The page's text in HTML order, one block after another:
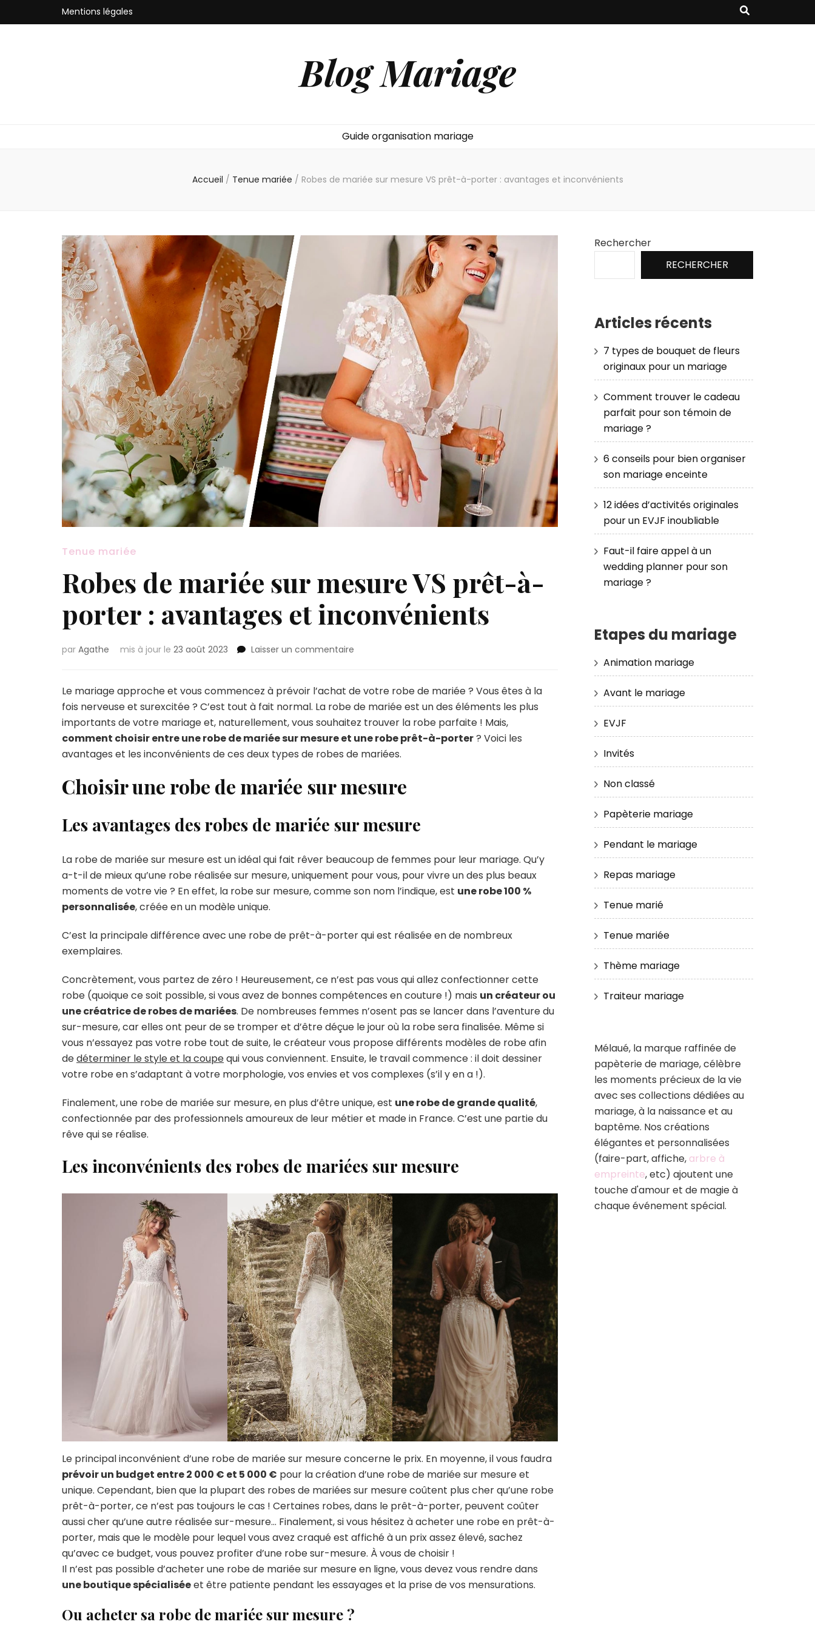
Mentions légales
Blog Mariage
Guide organisation mariage
Accueil / Tenue mariée / Robes de mariée sur mesure VS prêt-à-porter : avantages et inconvénients
Tenue mariée
Robes de mariée sur mesure VS prêt-à-
porter : avantages et inconvénients
par Agathe mis à jour le 23 août 2023 Laisser un commentaire
mariée
mesure
VS
prêt-
à-
avantages
Le mariage approche et vous commencez à prévoir l’achat de votre robe de mariée ? Vous êtes à la
fois nerveuse et surexcitée ? C’est tout à fait normal. La robe de mariée est un des éléments les plus
importants de votre mariage et, naturellement, vous souhaitez trouver la robe parfaite ! Mais,
comment choisir entre une robe de mariée sur mesure et une robe prêt-à-porter? Voici les
avantages et les inconvénients de ces deux types de robes de mariées.
Choisir une robe de mariée sur mesure
Les avantages des robes de mariée sur mesure
La robe de mariée sur mesure est un idéal qui fait rêver beaucoup de femmes pour leur mariage. Qu’y
a-t-il de mieux qu’une robe réalisée sur mesure, uniquement pour vous, pour vivre un des plus beaux
moments de votre vie ? En effet, la robe sur mesure, comme son nom l’indique, est une robe 100 %
personnalisée, créée en un modèle unique.
C’est la principale différence avec une robe de prêt-à-porter qui est réalisée en de nombreux
exemplaires.
Concrètement, vous partez de zéro ! Heureusement, ce n’est pas vous qui allez confectionner cette
robe (quoique ce soit possible, si vous avez de bonnes compétences en couture !) mais un créateur ou
une créatrice de robes de mariées. De nombreuses femmes n’osent pas se lancer dans l’aventure du
sur-mesure, car elles ont peur de se tromper et d’être déçue le jour où la robe sera finalisée. Même si
vous n’essayez pas votre robe tout de suite, le créateur vous propose différents modèles de robe afin
dedéterminer le style et la coupequi vous conviennent. Ensuite, le travail commence : il doit dessiner
votre robe en s’adaptant à votre morphologie, vos envies et vos complexes (s’il y en a !).
Finalement, une robe de mariée sur mesure, en plus d’être unique, est une robe de grande qualité,
confectionnée par des professionnels amoureux de leur métier et made in France. C’est une partie du
rêve qui se réalise.
Les inconvénients des robes de mariées sur mesure
Le principal inconvénient d’une robe de mariée sur mesure concerne le prix. En moyenne, il vous faudra
prévoir un budget entre 2 000 € et 5 000 € pour la création d’une robe de mariée sur mesure et
unique. Cependant, bien que la plupart des robes de mariées sur mesure coûtent plus cher qu’une robe
prêt-à-porter, ce n’est pas toujours le cas ! Certaines robes, dans le prêt-à-porter, peuvent coûter
aussi cher qu’une autre réalisée sur-mesure… Finalement, si vous hésitez à acheter une robe en prêt-à-
porter, mais que le modèle pour lequel vous avez craqué est affiché à un prix assez élevé, sachez
qu’avec ce budget, vous pouvez profiter d’une robe sur-mesure. À vous de choisir !
Il n’est pas possible d’acheter une robe de mariée sur mesure en ligne, vous devez vous rendre dans
une boutique spécialiséeet être patiente pendant les essayages et la prise de vos mensurations.
Ou acheter sa robe de mariée sur mesure ?
Rechercher
RECHERCHER
Articles récents
7 types de bouquet de fleurs
originaux pour un mariage
Comment trouver le cadeau
parfait pour son témoin de
mariage ?
6 conseils pour bien organiser
son mariage enceinte
12 idées d’activités originales
pour un EVJF inoubliable
Faut-il faire appel à un
wedding planner pour son
mariage ?
Etapes du mariage
Animation mariage
Avant le mariage
EVJF
Invités
Non classé
Papèterie mariage
Pendant le mariage
Repas mariage
Tenue marié
Tenue mariée
Thème mariage
Traiteur mariage
Mélaué, la marque raffinée de
papèterie de mariage, célèbre
les moments précieux de la vie
avec ses collections dédiées au
mariage, à la naissance et au
baptême. Nos créations
élégantes et personnalisées
(faire-part, affiche, arbre à
empreinte, etc) ajoutent une
touche d'amour et de magie à
chaque événement spécial.